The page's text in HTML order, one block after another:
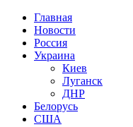
Главная
Новости
Россия
Украина
Киев
Луганск
ДНР
Белорусь
США